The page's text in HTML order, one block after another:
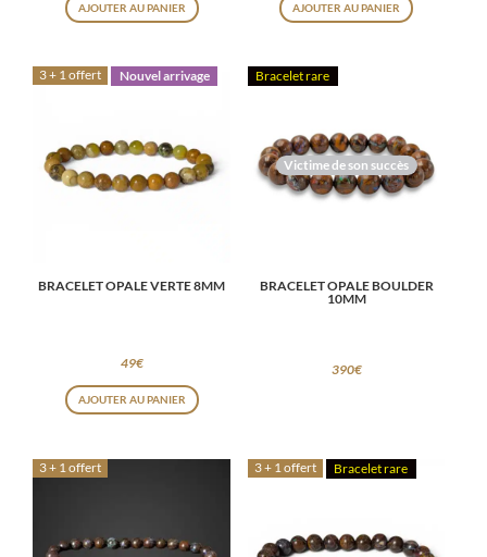
AJOUTER AU PANIER AJOUTER AU PANIER
3 + 1 offert Nouvel arrivage
BRACELET OPALE VERTE 8MM
49€
AJOUTER AU PANIER
Victime de son succès
Bracelet rare
BRACELET OPALE BOULDER
10MM
390€
3 + 1 offert 3 + 1 offert Bracelet rare